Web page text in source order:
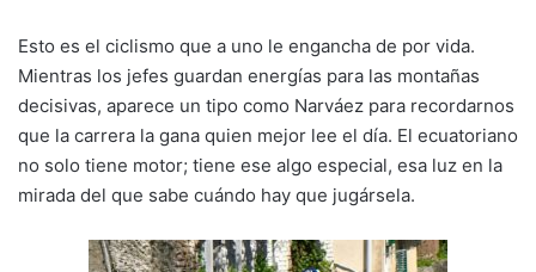
Esto es el ciclismo que a uno le engancha de por vida.
Mientras los jefes guardan energías para las montañas
decisivas, aparece un tipo como Narváez para recordarnos
que la carrera la gana quien mejor lee el día. El ecuatoriano
no solo tiene motor; tiene ese algo especial, esa luz en la
mirada del que sabe cuándo hay que jugársela.